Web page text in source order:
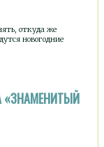
откуда же
новогодние
«ЗНАМЕНИТЫЙ